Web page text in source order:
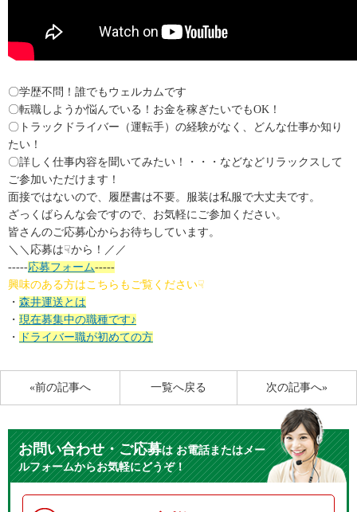
〇学歴不問！誰でもウェルカムです
〇転職しようか悩んでいる！お金を稼ぎたいでもOK！
〇トラックドライバー（運転手）の経験がなく、どんな仕事か知り
たい！
〇詳しく仕事内容を聞いてみたい！・・・などなどリラックスして
ご参加いただけます！
面接ではないので、履歴書は不要。服装は私服で大丈夫です。
ざっくばらんな会ですので、お気軽にご参加ください。
皆さんのご応募心からお待ちしています。
＼ ＼応募は☟から！／ ／
-----応募フォーム-----
興味のある方はこちらもご覧ください☟
・ 森井運送とは
・ 現在募集中の職種です♪
・
ドライバー職が初めての方
«前の記事へ 次の記事へ»
一覧へ戻る
お問い合わせ・ご応募はお電話またはメー
ルフォームからお気軽にどうぞ！